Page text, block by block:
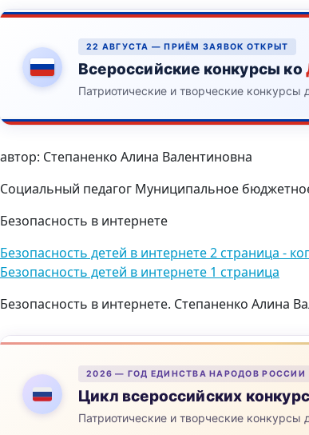
22 АВГУСТА — ПРИЁМ ЗАЯВОК ОТКРЫТ
Всероссийские конкурсы ко
Патриотические и творческие
автор: Степаненко Алина Валентиновна
Социальный педагог Муниципальное
Безопасность в интернете
Безопасность детей в интернете 2 страница -
Безопасность детей в интернете 1 страница
Безопасность в интернете. Степаненко Алина
2026 — ГОД ЕДИНСТВА НАРОДОВ РОССИИ
Цикл всероссийских
Патриотические и творческие